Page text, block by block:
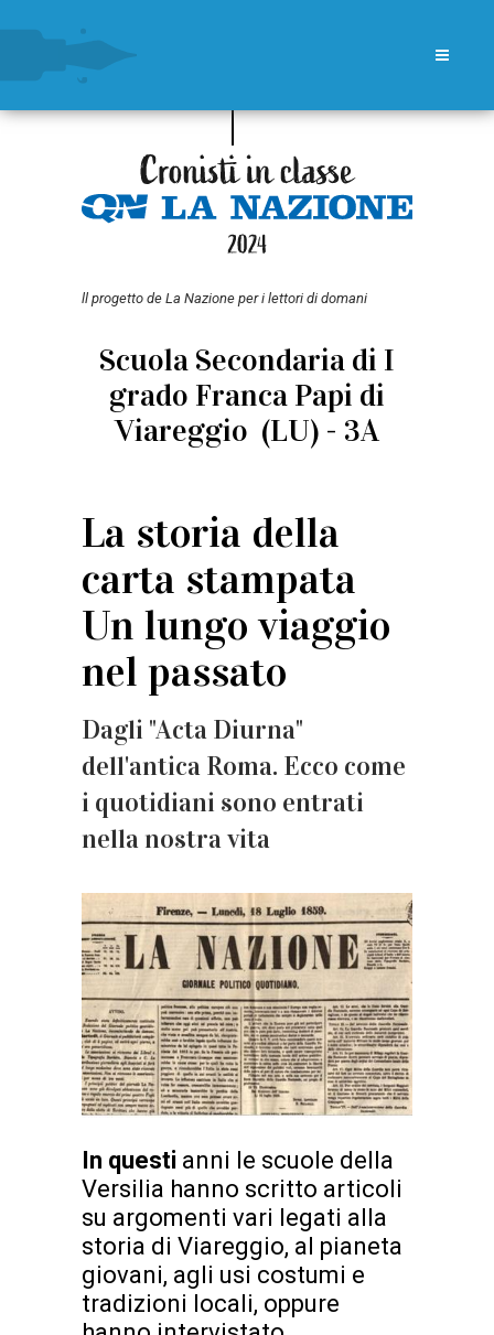
ll progetto de La Nazione per i lettori di domani
Scuola Secondaria di I
grado Franca Papi di
Viareggio (LU) - 3A
La storia della
carta stampata
Un lungo viaggio
nel passato
Dagli "Acta Diurna"
dell'antica Roma. Ecco come
i quotidiani sono entrati
nella nostra vita
In questi anni le scuole della
Versilia hanno scritto articoli
su argomenti vari legati alla
storia di Viareggio, al pianeta
giovani, agli usi costumi e
tradizioni locali, oppure